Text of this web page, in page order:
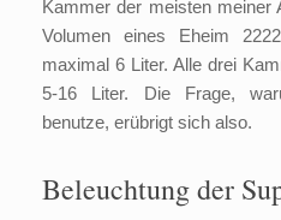
Kammer der meisten meiner
Volumen eines Eheim
maximal 6 Liter. Alle drei
5-16 Liter. Die Frage,
benutze, erübrigt sich also.
Beleuchtung der